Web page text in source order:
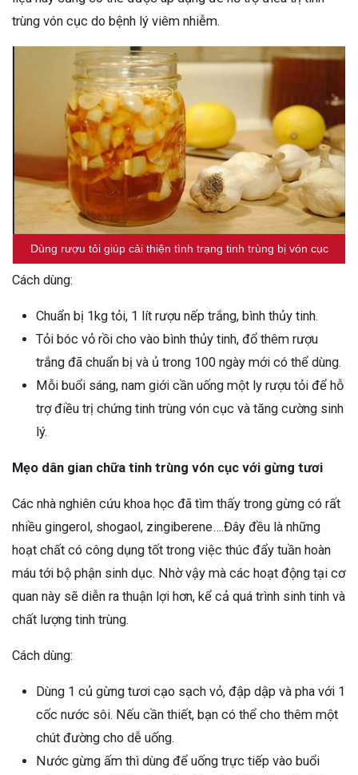
trùng vón cục do bệnh lý viêm nhiễm.
Dùng rượu tỏi giúp cải thiện tình trạng tinh trùng bị vón cục
Cách dùng:
Chuẩn bị 1kg tỏi, 1 lít rượu nếp trắng, bình thủy tinh.
Tỏi bóc vỏ rồi cho vào bình thủy tinh, đổ thêm rượu
trắng đã chuẩn bị và ủ trong 100 ngày mới có thể dùng.
Mỗi buổi sáng, nam giới cần uống một ly rượu tỏi để hỗ
trợ điều trị chứng tinh trùng vón cục và tăng cường sinh
lý.
Mẹo dân gian chữa tinh trùng vón cục với gừng tươi
Các nhà nghiên cứu khoa học đã tìm thấy trong gừng có rất
nhiều gingerol, shogaol, zingiberene….Đây đều là những
hoạt chất có công dụng tốt trong việc thúc đẩy tuần hoàn
máu tới bộ phận sinh dục. Nhờ vậy mà các hoạt động tại cơ
quan này sẽ diễn ra thuận lợi hơn, kể cả quá trình sinh tinh và
chất lượng tinh trùng.
Cách dùng:
Dùng 1 củ gừng tươi cạo sạch vỏ, đập dập và pha với 1
cốc nước sôi. Nếu cần thiết, bạn có thể cho thêm một
chút đường cho dễ uống.
Nước gừng ấm thì dùng để uống trực tiếp vào buổi